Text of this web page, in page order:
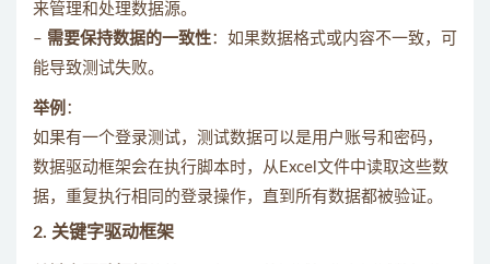
来管理和处理数据源。
– 需要保持数据的一致性：如果数据格式或内容不一致，可
能导致测试失败。
举例 ：
如果有一个登录测试，测试数据可以是用户账号和密码，
数据驱动框架会在执行脚本时，从Excel文件中读取这些数
据，重复执行相同的登录操作，直到所有数据都被验证。
2. 关键字驱动框架